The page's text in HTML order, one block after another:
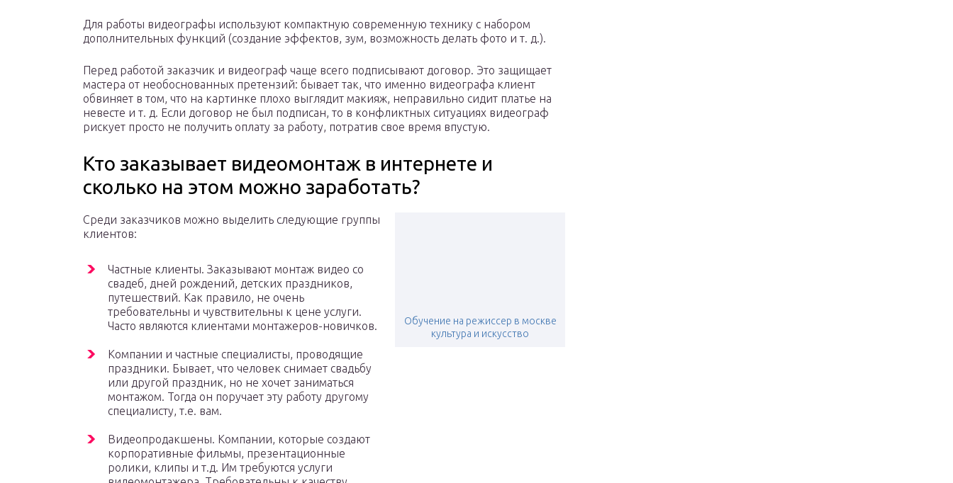
Для работы видеографы используют компактную современную технику с набором
дополнительных функций (создание эффектов, зум, возможность делать фото и т. д.).
Перед работой заказчик и видеограф чаще всего подписывают договор. Это защищает
мастера от необоснованных претензий: бывает так, что именно видеографа клиент
обвиняет в том, что на картинке плохо выглядит макияж, неправильно сидит платье на
невесте и т. д. Если договор не был подписан, то в конфликтных ситуациях видеограф
рискует просто не получить оплату за работу, потратив свое время впустую.
Кто заказывает видеомонтаж в интернете и
сколько на этом можно заработать?
Обучение на режиссер в москве
культура и искусство
Среди заказчиков можно выделить следующие группы
клиентов:
Частные клиенты. Заказывают монтаж видео со
свадеб, дней рождений, детских праздников,
путешествий. Как правило, не очень
требовательны и чувствительны к цене услуги.
Часто являются клиентами монтажеров-новичков.
Компании и частные специалисты, проводящие
праздники. Бывает, что человек снимает свадьбу
или другой праздник, но не хочет заниматься
монтажом. Тогда он поручает эту работу другому
специалисту, т.е. вам.
Видеопродакшены. Компании, которые создают
корпоративные фильмы, презентационные
ролики, клипы и т.д. Им требуются услуги